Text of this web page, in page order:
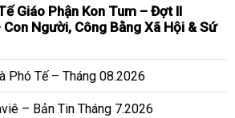
Giáo Phận Kon Tum – Đợt II
Người, Công Bằng Xã Hội & Sứ
Phó Tế – Tháng 08.2026
– Bản Tin Tháng 7.2026